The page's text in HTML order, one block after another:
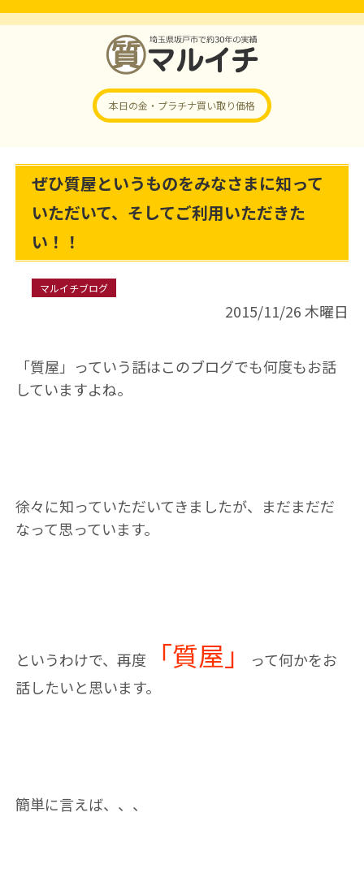
本日の金・プラチナ買い取り価格
ぜひ質屋というものをみなさまに知って
いただいて、そしてご利用いただきた
い！！
マルイチブログ
2015/11/26 木曜日
「質屋」っていう話はこのブログでも何度もお話
していますよね。
徐々に知っていただいてきましたが、まだまだだ
なって思っています。
というわけで、再度 「質屋」
って何かをお
話したいと思います。
簡単に言えば、、、